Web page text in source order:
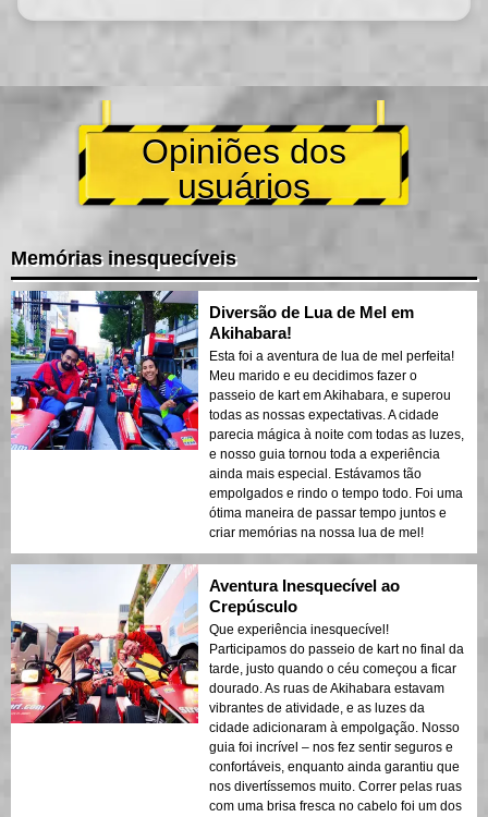
Opiniões dos
usuários
Memórias inesquecíveis
Diversão de Lua de Mel em
Akihabara!
Esta foi a aventura de lua de mel perfeita!
Meu marido e eu decidimos fazer o
passeio de kart em Akihabara, e superou
todas as nossas expectativas. A cidade
parecia mágica à noite com todas as luzes,
e nosso guia tornou toda a experiência
ainda mais especial. Estávamos tão
empolgados e rindo o tempo todo. Foi uma
ótima maneira de passar tempo juntos e
criar memórias na nossa lua de mel!
Aventura Inesquecível ao
Crepúsculo
Que experiência inesquecível!
Participamos do passeio de kart no final da
tarde, justo quando o céu começou a ficar
dourado. As ruas de Akihabara estavam
vibrantes de atividade, e as luzes da
cidade adicionaram à empolgação. Nosso
guia foi incrível – nos fez sentir seguros e
confortáveis, enquanto ainda garantiu que
nos divertíssemos muito. Correr pelas ruas
com uma brisa fresca no cabelo foi um dos